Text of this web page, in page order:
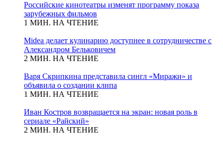
Российские кинотеатры изменят программу показа
зарубежных фильмов
1 МИН. НА ЧТЕНИЕ
Midea делает кулинарию доступнее в сотрудничестве с
Александром Бельковичем
2 МИН. НА ЧТЕНИЕ
Варя Скрипкина представила сингл «Миражи» и
объявила о создании клипа
1 МИН. НА ЧТЕНИЕ
Иван Костров возвращается на экран: новая роль в
сериале «Райский»
2 МИН. НА ЧТЕНИЕ